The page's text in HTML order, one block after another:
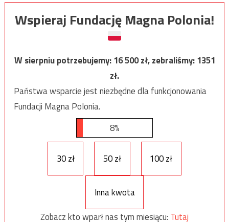
Wspieraj Fundację Magna Polonia!
W sierpniu potrzebujemy:16 500zł, zebraliśmy:1351
zł.
Państwa wsparcie jest niezbędne dla funkcjonowania
Fundacji Magna Polonia.
8%
30 zł 50 zł 100 zł
Inna kwota
Zobacz kto wparł nas tym miesiącu: Tutaj